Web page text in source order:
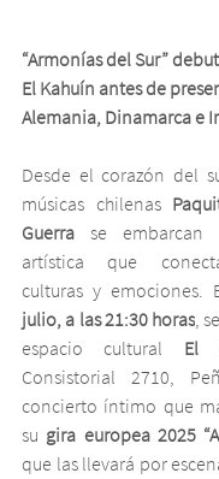
“Armonías del Sur”
El Kahuín antes de
Alemania, Dinamarca e
Desde el corazón del
músicas chilenas
Guerra se embarcan
artística que
culturas y emociones.
julio, a las 21:30 horas,
espacio cultural El
Consistorial 2710,
concierto íntimo que
su gira europea 2025
que las llevará por